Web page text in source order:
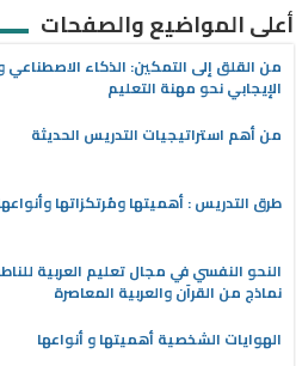
أعلى المواضيع والصفحات
من القلق إلى التمكين: الذكاء الاصطناعي
الإيجابي نحو مهنة التعليم
من أهم استراتيجيات التدريس الحديثة
طرق التدريس : أهميتها ومُرتكزاتها
النحو النفسي في مجال تعليم العربية
نماذج من القرآن والعربية المعاصرة
الهوايات الشخصية أهميتها و أنواعها